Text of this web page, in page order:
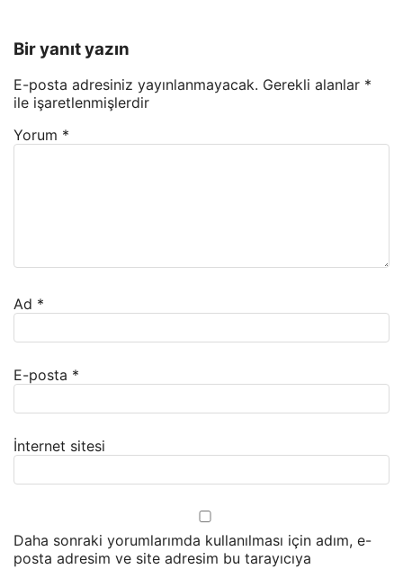
Bir yanıt yazın
E-posta adresiniz yayınlanmayacak. Gerekli alanlar *
ile işaretlenmişlerdir
Yorum *
Ad *
E-posta *
İnternet sitesi
Daha sonraki yorumlarımda kullanılması için adım, e-
posta adresim ve site adresim bu tarayıcıya